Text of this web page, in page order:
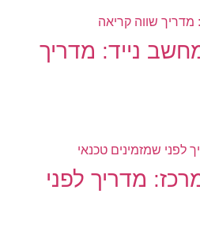
נייד: מדריך
מדריך לפני